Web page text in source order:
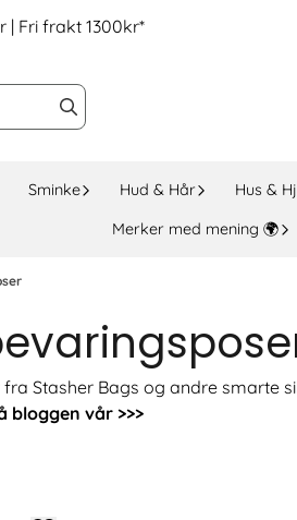
| Fri frakt 1300kr*
Sminke Hud & Hår Hus &
Merker med mening 🌍
Stasher Bags og andre smarte
bloggen vår >>>